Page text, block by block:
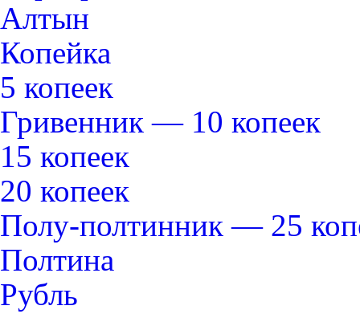
Алтын
Копейка
5 копеек
Гривенник — 10 копеек
15 копеек
20 копеек
Полу-полтинник — 25
Полтина
Рубль